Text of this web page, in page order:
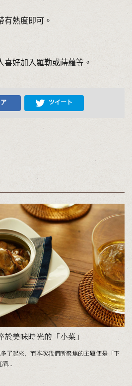
有熱度即可。
好加入羅勒或蒔蘿等。
ツイート
美味時光的「小菜」
了起來，而本次我們所聚焦的主題便是「下
...